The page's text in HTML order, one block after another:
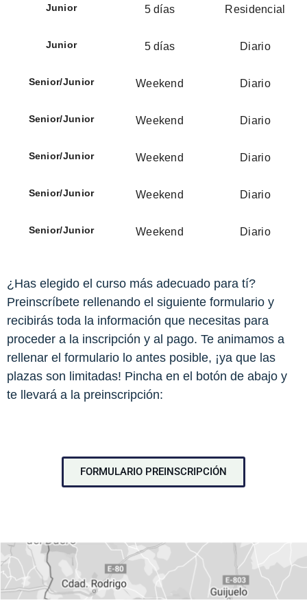
Junior 5 días Residencial
Junior 5 días Diario
Senior/Junior Weekend Diario
Senior/Junior Weekend Diario
Senior/Junior Weekend Diario
Senior/Junior Weekend Diario
Senior/Junior Weekend Diario
¿Has elegido el curso más adecuado para tí?
Preinscríbete rellenando el siguiente formulario y
recibirás toda la información que necesitas para
proceder a la inscripción y al pago. Te animamos a
rellenar el formulario lo antes posible, ¡ya que las
plazas son limitadas! Pincha en el botón de abajo y
te llevará a la preinscripción:
FORMULARIO PREINSCRIPCIÓN